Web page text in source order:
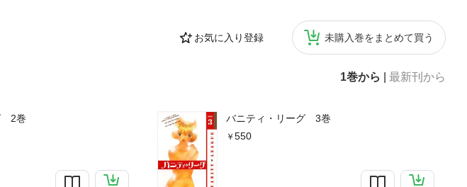
お気に入り登録 未購入巻をまとめて買う
1巻から 最新刊から
2巻
バニティ・リーグ 3巻
550